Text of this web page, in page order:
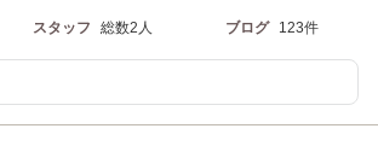
スタッフ 総数2人 ブログ 123件